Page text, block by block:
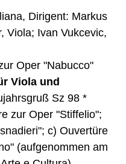
Dirigent: Markus
Viola; Ivan Vukcevic,
Oper "Nabucco"
Viola und
Sz 98 *
zur Oper "Stiffelio";
c) Ouvertüre
(aufgenommen am